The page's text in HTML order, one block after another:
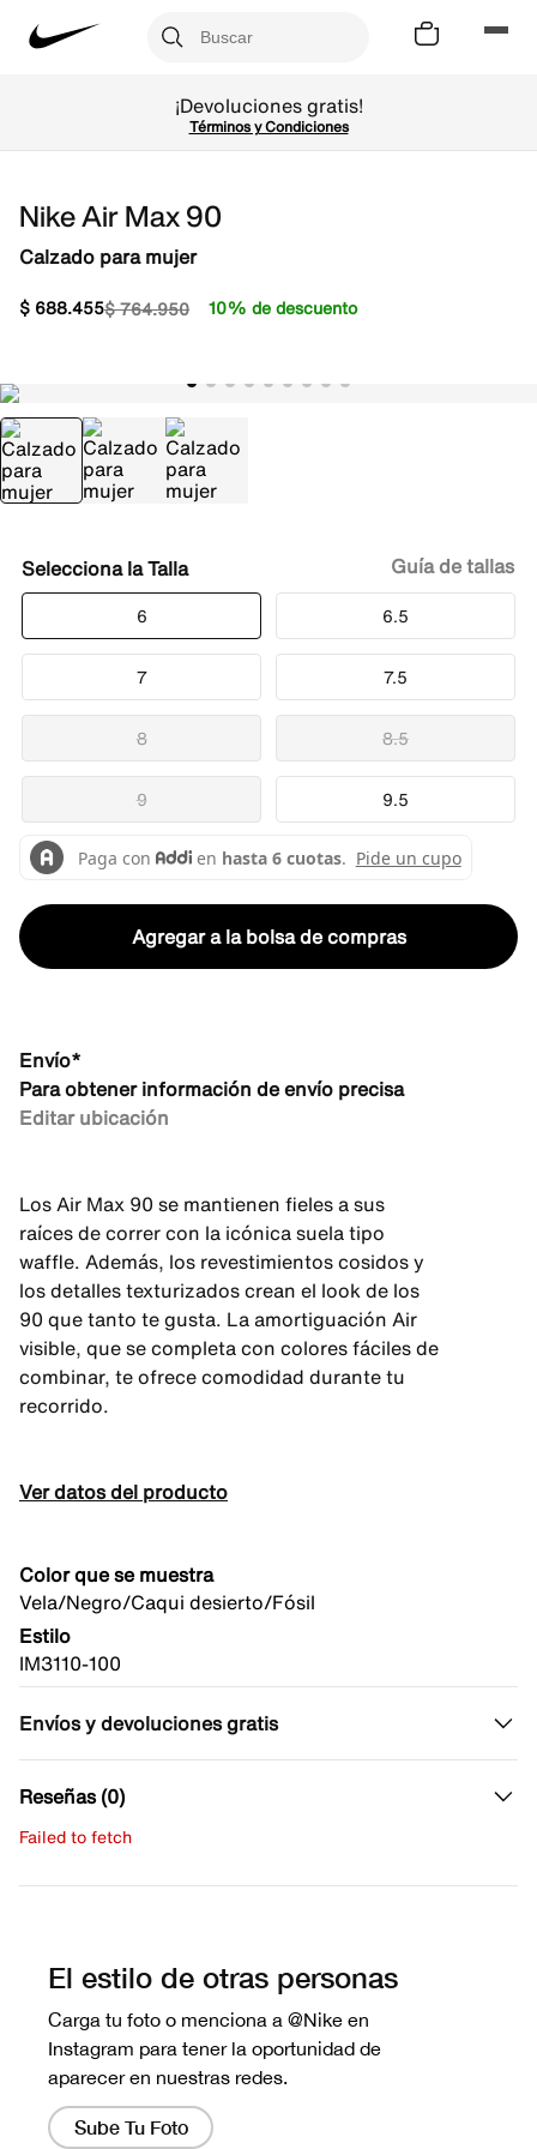
¡Devoluciones gratis!
Términos y Condiciones
Nike Air Max 90
Calzado para mujer
$764.950
$ 688.455 10% de descuento
Talla
6 6.5
7 7.5
8 8.5
9 9.5
Guía de tallas
Agregar a la bolsa de compras
Envío*
Para obtener información de envío precisa
Editar ubicación
Los Air Max 90 se mantienen fieles a sus
raíces de correr con la icónica suela tipo
waffle. Además, los revestimientos cosidos y
los detalles texturizados crean el look de los
90 que tanto te gusta. La amortiguación Air
visible, que se completa con colores fáciles de
combinar, te ofrece comodidad durante tu
recorrido.
Ver datos del producto
Color que se muestra
Vela/Negro/Caqui desierto/Fósil
Estilo
IM3110-100
Envíos y devoluciones gratis
Reseñas (0)
Failed to fetch